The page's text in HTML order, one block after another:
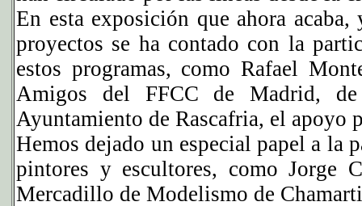
En esta exposición que ahora
proyectos se ha contado con la
estos programas, como Rafael
Amigos del FFCC de Madrid,
Ayuntamiento de Rascafria, el apoyo
Hemos dejado un especial papel a la
pintores y escultores, como Jorge
Mercadillo de Modelismo de